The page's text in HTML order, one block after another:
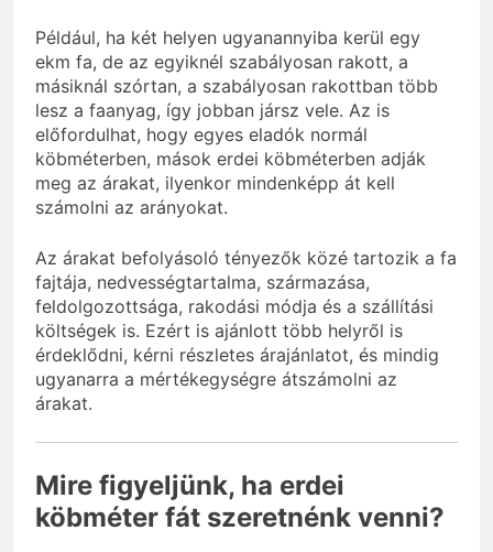
Például, ha két helyen ugyanannyiba kerül egy
ekm fa, de az egyiknél szabályosan rakott, a
másiknál szórtan, a szabályosan rakottban több
lesz a faanyag, így jobban jársz vele. Az is
előfordulhat, hogy egyes eladók normál
köbméterben, mások erdei köbméterben adják
meg az árakat, ilyenkor mindenképp át kell
számolni az arányokat.
Az árakat befolyásoló tényezők közé tartozik a fa
fajtája, nedvességtartalma, származása,
feldolgozottsága, rakodási módja és a szállítási
költségek is. Ezért is ajánlott több helyről is
érdeklődni, kérni részletes árajánlatot, és mindig
ugyanarra a mértékegységre átszámolni az
árakat.
Mire figyeljünk, ha erdei
köbméter fát szeretnénk venni?